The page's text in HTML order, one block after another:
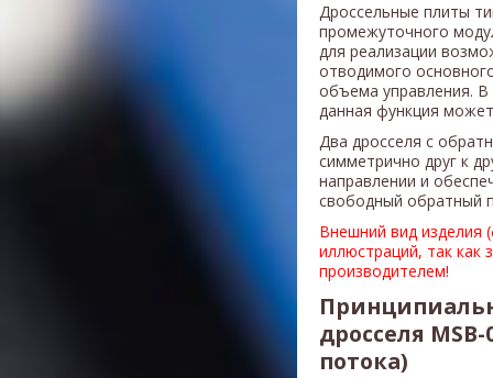
Дроссельные плиты
промежуточного
для реализации
отводимого
объема управления. В
данная функция
Два дросселя с
симметрично друг к
направлении и
свободный обратный
Внешний вид изделия
иллюстраций, так как
производителем!
дросселя
потока)